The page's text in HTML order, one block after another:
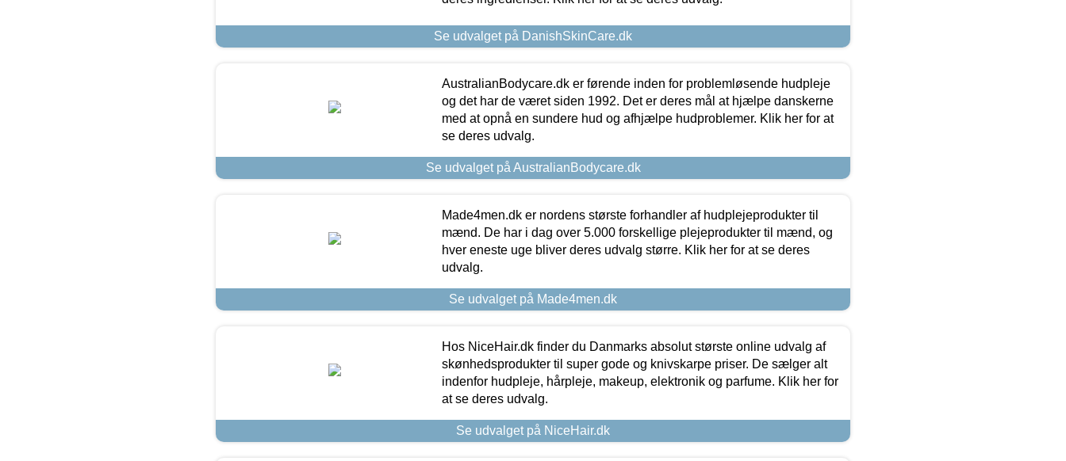
Se udvalget på DanishSkinCare.dk
AustralianBodycare.dk er førende inden for problemløsende hudpleje
og det har de været siden 1992. Det er deres mål at hjælpe danskerne
med at opnå en sundere hud og afhjælpe hudproblemer. Klik her for at
se deres udvalg.
Se udvalget på AustralianBodycare.dk
Made4men.dk er nordens største forhandler af hudplejeprodukter til
mænd. De har i dag over 5.000 forskellige plejeprodukter til mænd, og
hver eneste uge bliver deres udvalg større. Klik her for at se deres
udvalg.
Se udvalget på Made4men.dk
Hos NiceHair.dk finder du Danmarks absolut største online udvalg af
skønhedsprodukter til super gode og knivskarpe priser. De sælger alt
indenfor hudpleje, hårpleje, makeup, elektronik og parfume. Klik her for
at se deres udvalg.
Se udvalget på NiceHair.dk